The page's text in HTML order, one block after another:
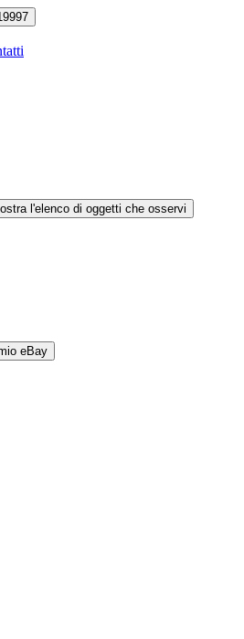
l'elenco di oggetti che osservi
eBay